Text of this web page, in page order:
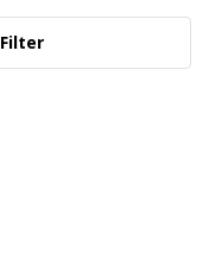
Filter